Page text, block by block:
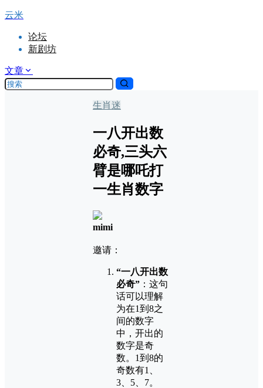
云米
论坛
新剧坊
文章
生肖迷
一八开出数
必奇,三头六
臂是哪吒打
一生肖数字
mimi
邀请：
“一八开出数
必奇” ：这句
话可以理解
为在1到8之
间的数字
中，开出的
数字是奇
数。1到8的
奇数有1、
3、5、7。